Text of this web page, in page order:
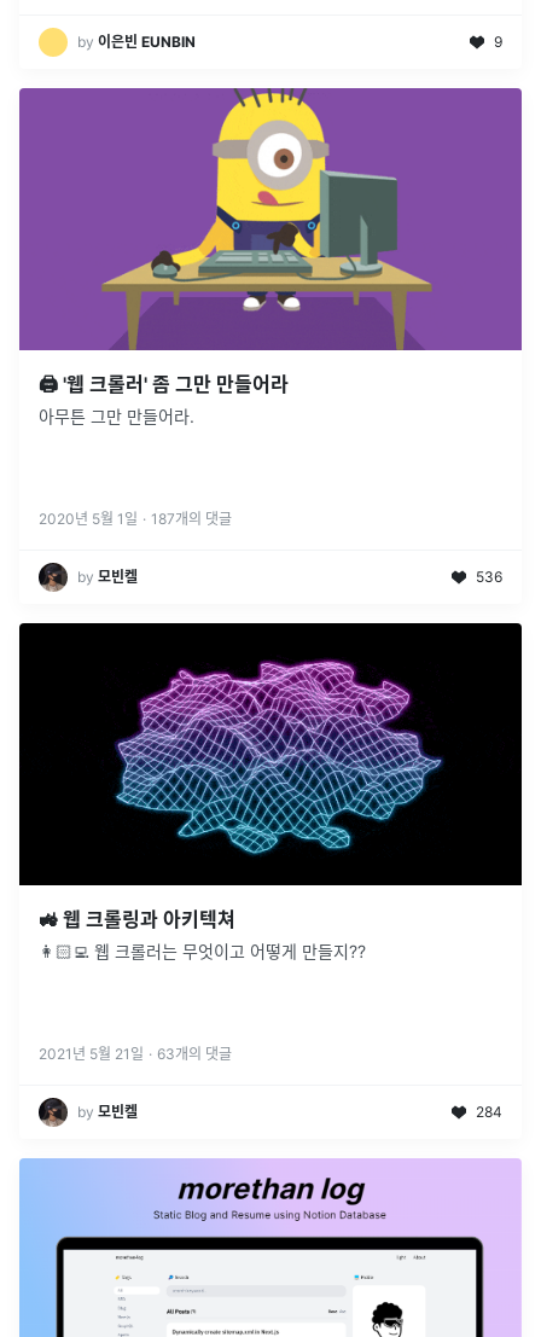
by 이은빈 EUNBIN 9
🖨 '웹 크롤러' 좀 그만 만들어라
아무튼 그만 만들어라.
2020년 5월 1일 · 187개의 댓글
by 모빈켈 536
🚜 웹 크롤링과 아키텍쳐
👩🏻‍💻 웹 크롤러는 무엇이고 어떻게 만들지??
2021년 5월 21일 · 63개의 댓글
by 모빈켈 284